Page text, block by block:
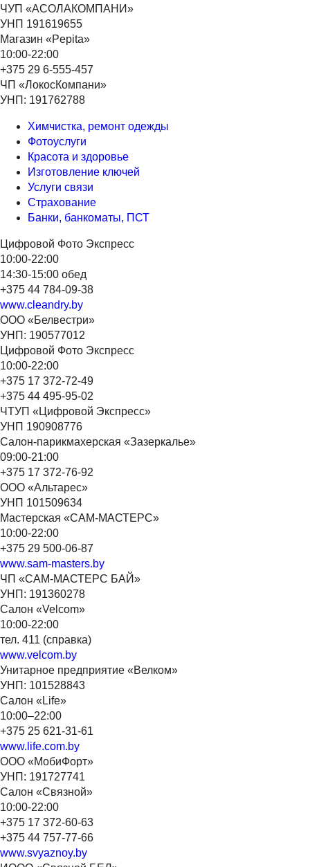
ЧУП «АСОЛАКОМПАНИ»
УНП 191619655
Магазин «Pepita»
10:00-22:00
+375 29 6-555-457
ЧП «ЛокосКомпани»
УНП: 191762788
Химчистка, ремонт одежды
Фотоуслуги
Красота и здоровье
Изготовление ключей
Услуги связи
Страхование
Банки, банкоматы, ПСТ
Цифровой Фото Экспресс
10:00-22:00
14:30-15:00 обед
+375 44 784-09-38
www.cleandry.by
ООО «Белвестри»
УНП: 190577012
Цифровой Фото Экспресс
10:00-22:00
+375 17 372-72-49
+375 44 495-95-02
ЧТУП «Цифровой Экспресс»
УНП 190908776
Салон-парикмахерская «Зазеркалье»
09:00-21:00
+375 17 372-76-92
ООО «Альтарес»
УНП 101509634
Мастерская «САМ-МАСТЕРС»
10:00-22:00
+375 29 500-06-87
www.sam-masters.by
ЧП «САМ-МАСТЕРС БАЙ»
УНП: 191360278
Салон «Velcom»
10:00-22:00
тел. 411 (справка)
www.velcom.by
Унитарное предприятие «Велком»
УНП: 101528843
Салон «Life»
10:00–22:00
+375 25 621-31-61
www.life.com.by
ООО «МобиФорт»
УНП: 191727741
Салон «Связной»
10:00-22:00
+375 17 372-60-63
+375 44 757-77-66
www.svyaznoy.by